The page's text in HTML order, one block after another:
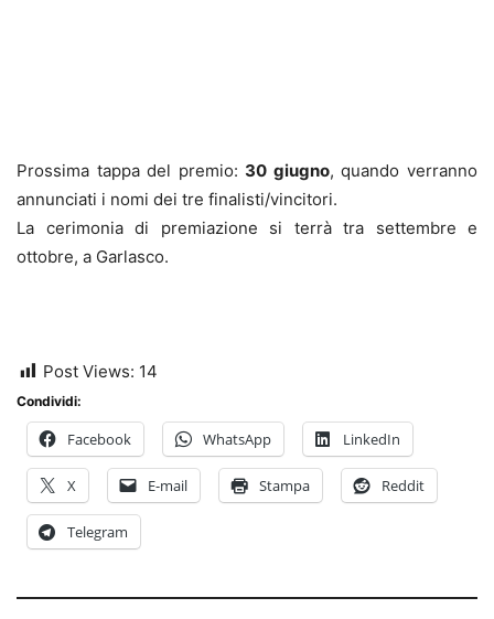
Prossima tappa del premio: 30 giugno, quando verranno
annunciati i nomi dei tre finalisti/vincitori.
La cerimonia di premiazione si terrà tra settembre e
ottobre, a Garlasco.
Post Views: 14
Condividi:
Facebook WhatsApp LinkedIn
X E-mail Stampa Reddit
Telegram